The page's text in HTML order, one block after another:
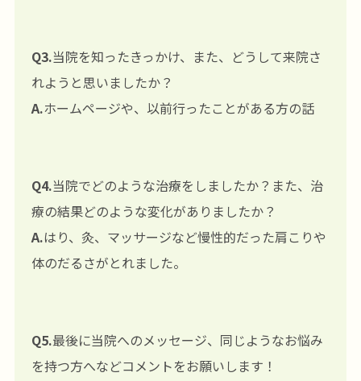
Q3.当院を知ったきっかけ、また、どうして来院さ
れようと思いましたか？
A.ホームページや、以前行ったことがある方の話
Q4.当院でどのような治療をしましたか？また、治
療の結果どのような変化がありましたか？
A.はり、灸、マッサージなど慢性的だった肩こりや
体のだるさがとれました。
Q5.最後に当院へのメッセージ、同じようなお悩み
を持つ方へなどコメントをお願いします！